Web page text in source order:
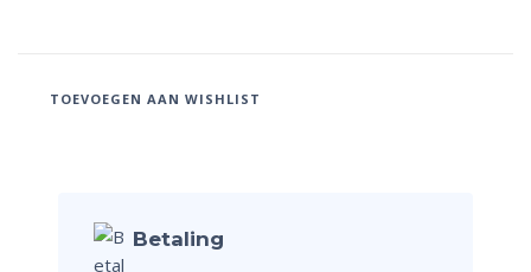
TOEVOEGEN AAN WISHLIST
Betaling